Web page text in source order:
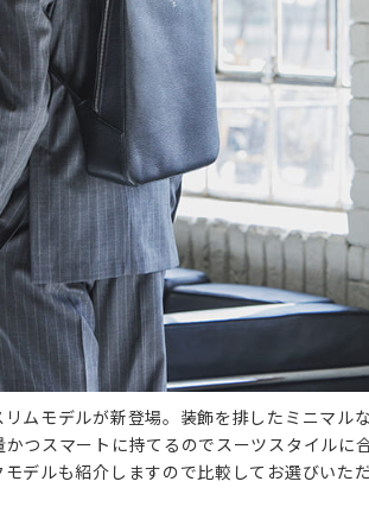
ムモデルが新登場。装飾を排したミニマル
つスマートに持てるのでスーツスタイルに
デルも紹介しますので比較してお選びいた